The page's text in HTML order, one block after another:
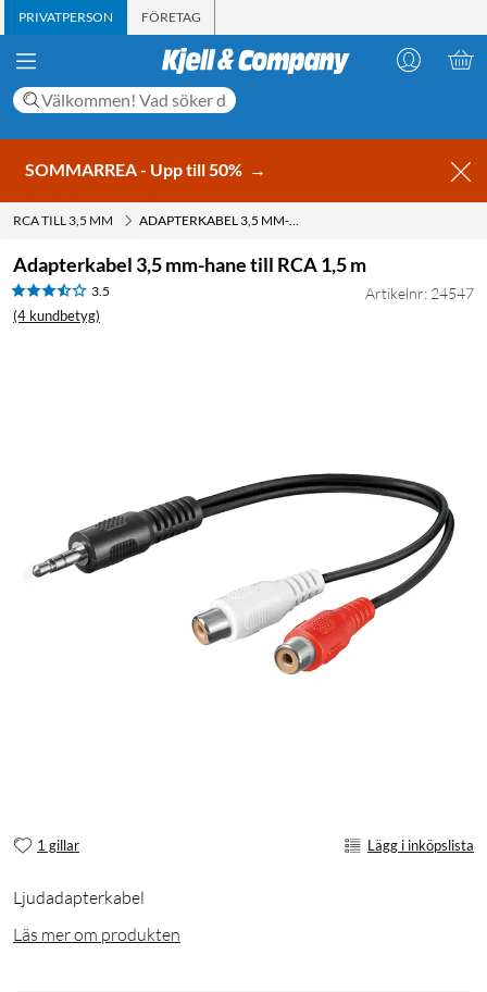
PRIVATPERSON FÖRETAG
SOMMARREA - Upp till 50% →
RCA TILL 3,5 MM ADAPTERKABEL 3,5 MM-HANE TILL RCA 1,5 M
Adapterkabel 3,5 mm-hane till RCA 1,5 m
3.5
(4 kundbetyg)
Artikelnr: 24547
1 gillar Lägg i inköpslista
Ljudadapterkabel
Läs mer om produkten